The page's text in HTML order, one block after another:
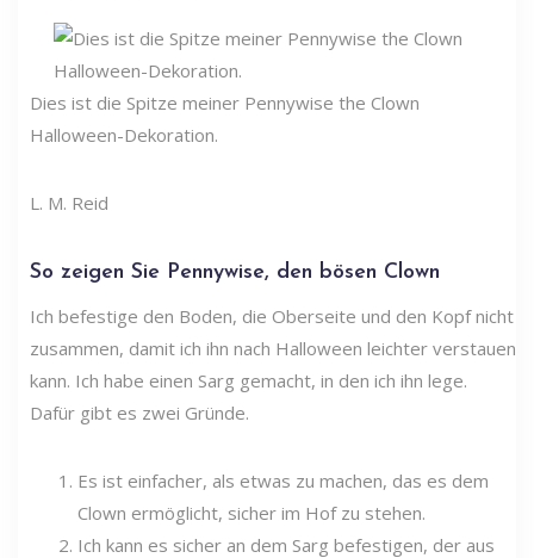
Dies ist die Spitze meiner Pennywise the Clown
Halloween-Dekoration.
L. M. Reid
So zeigen Sie Pennywise, den bösen Clown
Ich befestige den Boden, die Oberseite und den Kopf nicht
zusammen, damit ich ihn nach Halloween leichter verstauen
kann. Ich habe einen Sarg gemacht, in den ich ihn lege.
Dafür gibt es zwei Gründe.
Es ist einfacher, als etwas zu machen, das es dem
Clown ermöglicht, sicher im Hof ​​​​zu stehen.
Ich kann es sicher an dem Sarg befestigen, der aus